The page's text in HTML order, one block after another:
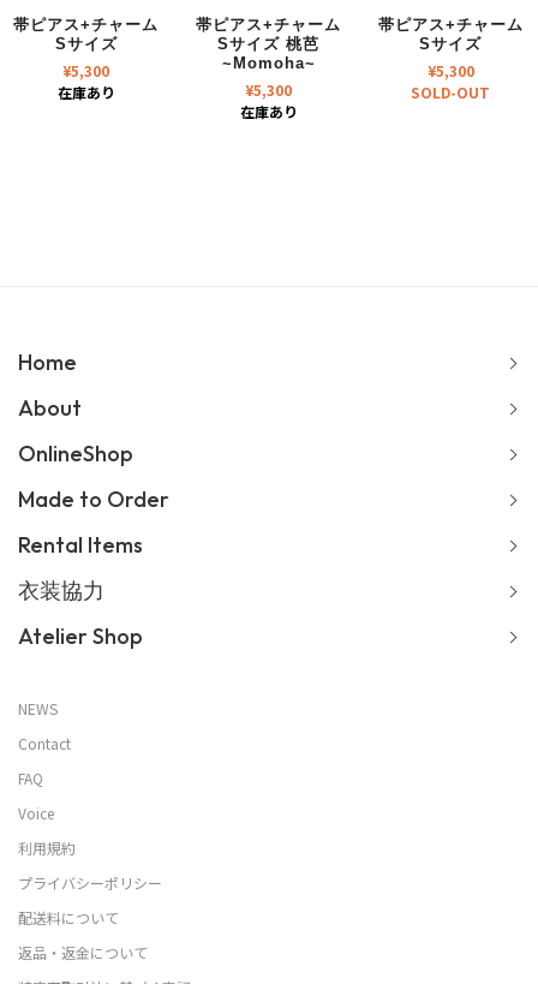
帯ピアス+チャーム
Sサイズ
¥5,300
在庫あり
帯ピアス+チャーム
Sサイズ 桃芭
~Momoha~
¥5,300
在庫あり
帯ピアス+チャーム
Sサイズ
¥5,300
SOLD-OUT
Home
About
OnlineShop
Made to Order
Rental Items
衣装協力
Atelier Shop
NEWS
Contact
FAQ
Voice
利用規約
プライバシーポリシー
配送料について
返品・返金について